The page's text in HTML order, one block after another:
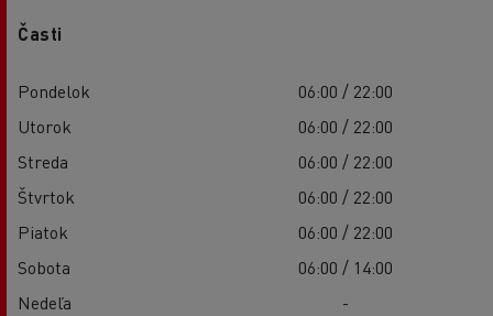
Časti
Pondelok
06:00 / 22:00
Utorok
06:00 / 22:00
Streda
06:00 / 22:00
Štvrtok
06:00 / 22:00
Piatok
06:00 / 22:00
Sobota
06:00 / 14:00
Nedeľa
-